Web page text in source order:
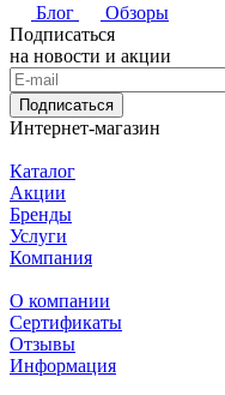
Блог
Обзоры
Подписаться
на новости и акции
Подписаться
Интернет-магазин
Каталог
Акции
Бренды
Услуги
Компания
О компании
Сертификаты
Отзывы
Информация